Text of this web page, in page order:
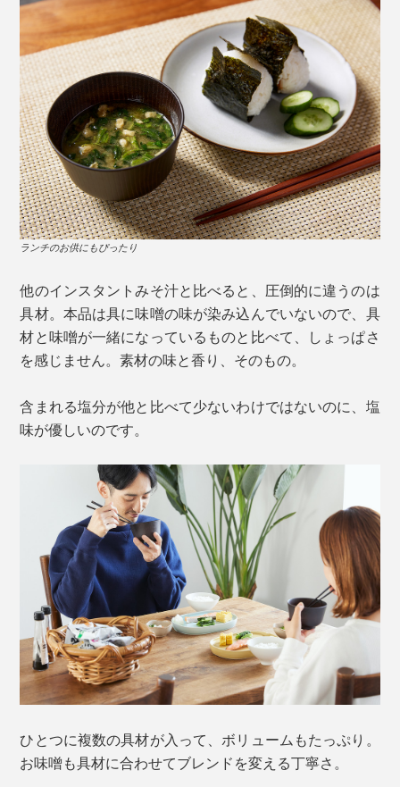
ランチのお供にもぴったり
他のインスタントみそ汁と比べると、圧倒的に違うのは
具材。本品は具に味噌の味が染み込んでいないので、具
材と味噌が一緒になっているものと比べて、しょっぱさ
を感じません。素材の味と香り、そのもの。
含まれる塩分が他と比べて少ないわけではないのに、塩
味が優しいのです。
ひとつに複数の具材が入って、ボリュームもたっぷり。
お味噌も具材に合わせてブレンドを変える丁寧さ。